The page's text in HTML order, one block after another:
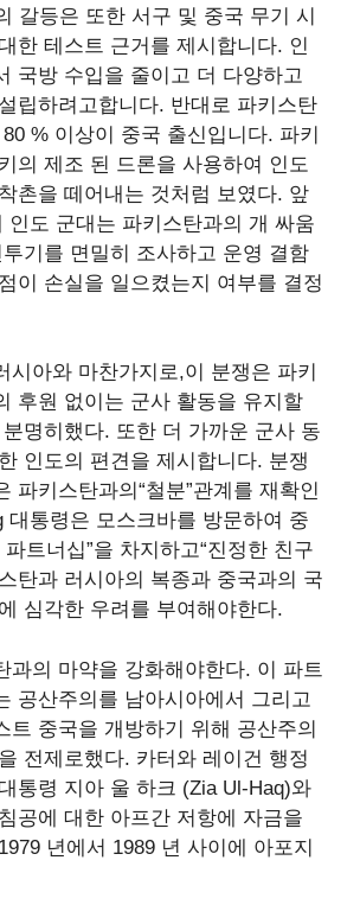
갈등은 또한 서구 및 중국 무기 시
한 테스트 근거를 제시합니다. 인
국방 수입을 줄이고 더 다양하고
립하려고합니다. 반대로 파키스탄
% 이상이 중국 출신입니다. 파키
의 제조 된 드론을 사용하여 인도
촌을 떼어내는 것처럼 보였다. 앞
인도 군대는 파키스탄과의 개 싸움
기를 면밀히 조사하고 운영 결함
이 손실을 일으켰는지 여부를 결정
시아와 마찬가지로,이 분쟁은 파키
후원 없이는 군사 활동을 유지할
명히했다. 또한 더 가까운 군사 동
인도의 편견을 제시합니다. 분쟁
파키스탄과의“철분”관계를 재확인
대통령은 모스크바를 방문하여 중
트너십”을 차지하고“진정한 친구
탄과 러시아의 복종과 중국과의 국
심각한 우려를 부여해야한다.
과의 마약을 강화해야한다. 이 파트
공산주의를 남아시아에서 그리고
트 중국을 개방하기 위해 공산주의
전제로했다. 카터와 레이건 행정
통령 지아 울 하크 (Zia Ul-Haq)와
공에 대한 아프간 저항에 자금을
년에서 1989 년 사이에 아포지